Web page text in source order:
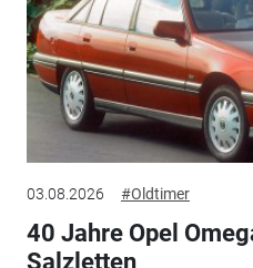
03.08.2026 #Oldtimer
40 Jahre Opel
Salzletten